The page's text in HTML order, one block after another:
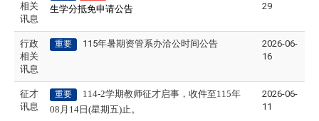
相关
讯息
生学分抵免申请公告
29
行政
相关
讯息
重要 115年暑期资管系办洽公时间公告
2026-06-
16
征才
讯息
重要 114-2学期教师征才启事，收件至115年
08月14日(星期五)止。
2026-06-
11